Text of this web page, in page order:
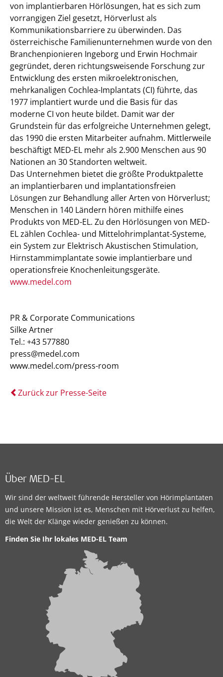
von implantierbaren Hörlösungen, hat es sich zum
vorrangigen Ziel gesetzt, Hörverlust als
Kommunikationsbarriere zu überwinden. Das
österreichische Familienunternehmen wurde von den
Branchenpionieren Ingeborg und Erwin Hochmair
gegründet, deren richtungsweisende Forschung zur
Entwicklung des ersten mikroelektronischen,
mehrkanaligen Cochlea-Implantats (CI) führte, das
1977 implantiert wurde und die Basis für das
moderne CI von heute bildet. Damit war der
Grundstein für das erfolgreiche Unternehmen gelegt,
das 1990 die ersten Mitarbeiter aufnahm. Mittlerweile
beschäftigt MED-EL mehr als 2.900 Menschen aus 90
Nationen an 30 Standorten weltweit.
Das Unternehmen bietet die größte Produktpalette
an implantierbaren und implantationsfreien
Lösungen zur Behandlung aller Arten von Hörverlust;
Menschen in 140 Ländern hören mithilfe eines
Produkts von MED-EL. Zu den Hörlösungen von MED-
EL zählen Cochlea- und Mittelohrimplantat-Systeme,
ein System zur Elektrisch Akustischen Stimulation,
Hirnstammimplantate sowie implantierbare und
operationsfreie Knochenleitungsgeräte.
www.medel.com
PR & Corporate Communications
Silke Artner
Tel.: +43 577880
press@medel.com
www.medel.com/press-room
Zurück zur Presse-Seite
Über MED-EL
Wir sind der weltweit führende Hersteller von Hörimplantaten
und unsere Mission ist es, Menschen mit Hörverlust zu helfen,
die Welt der Klänge wieder genießen zu können.
Finden Sie Ihr lokales MED-EL Team